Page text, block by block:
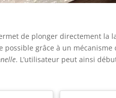
de plonger directement la
grâce à un
. L’utilisateur peut ainsi